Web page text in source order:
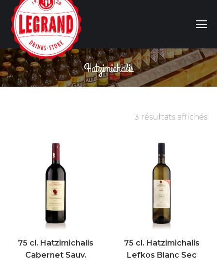
Hatzimichalis
Vous êtes ici :
3 résultats affichés
75 cl. Hatzimichalis
Cabernet Sauv.
75 cl. Hatzimichalis
Lefkos Blanc Sec